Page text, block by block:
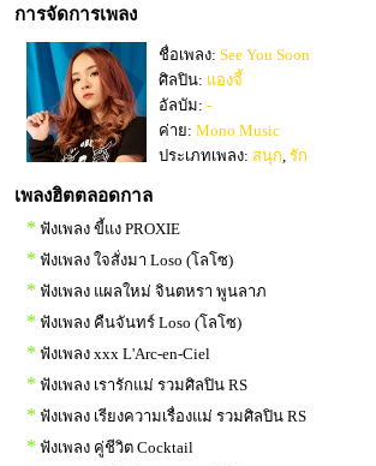
การจัดการเพลง
ชื่อเพลง: See You Soon
ศิลปิน: แองจี้
อัลบัม: -
ค่าย: Mono Music
ประเภทเพลง: สนุก, รัก
เพลงฮิตตลอดกาล
* ฟังเพลง ขี้แง PROXIE
* ฟังเพลง ใจสั่งมา Loso (โลโซ)
* ฟังเพลง แผลใหม่ จินตหรา พูนลาภ
* ฟังเพลง คืนจันทร์ Loso (โลโซ)
* ฟังเพลง xxx L'Arc-en-Ciel
* ฟังเพลง เรารักแม่ รวมศิลปิน RS
* ฟังเพลง เรียงความเรื่องแม่ รวมศิลปิน RS
* ฟังเพลง คู่ชีวิต Cocktail